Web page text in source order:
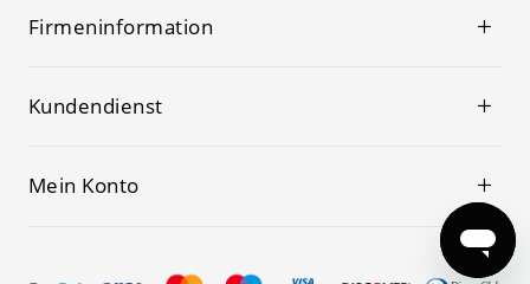
Firmeninformation
Kundendienst
Mein Konto